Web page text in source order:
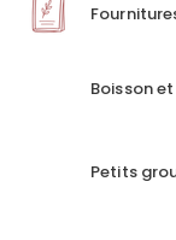
Boisson
Petits